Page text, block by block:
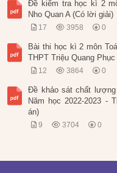
Đề kiểm tra học kì 2
Nho Quan A (Có lời giải)
17 3958 0
Bài thi học kì 2 môn
THPT Triệu Quang
12 3864 0
Đề khảo sát chất
Năm học 2022-2023 -
án)
9 3704 0